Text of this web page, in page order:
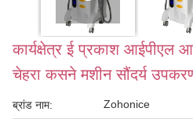
कार्यक्षेत्र ई प्रकाश आईपीएल
चेहरा कसने मशीन सौंदर्य
ब्रांड नाम: Zohonice